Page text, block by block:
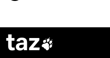
taz